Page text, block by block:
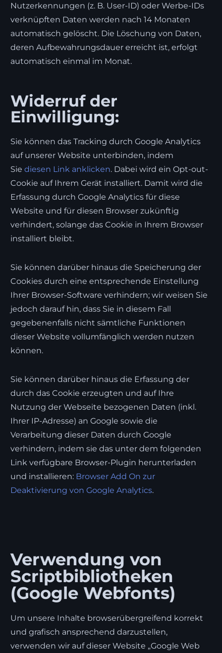
Nutzerkennungen (z. B. User-ID) oder Werbe-IDs
verknüpften Daten werden nach 14 Monaten
automatisch gelöscht. Die Löschung von Daten,
deren Aufbewahrungsdauer erreicht ist, erfolgt
automatisch einmal im Monat.
Widerruf der
Einwilligung:
Sie können das Tracking durch Google Analytics
auf unserer Website unterbinden, indem
Siediesen Link anklicken. Dabei wird ein Opt-out-
Cookie auf Ihrem Gerät installiert. Damit wird die
Erfassung durch Google Analytics für diese
Website und für diesen Browser zukünftig
verhindert, solange das Cookie in Ihrem Browser
installiert bleibt.
Sie können darüber hinaus die Speicherung der
Cookies durch eine entsprechende Einstellung
Ihrer Browser-Software verhindern; wir weisen Sie
jedoch darauf hin, dass Sie in diesem Fall
gegebenenfalls nicht sämtliche Funktionen
dieser Website vollumfänglich werden nutzen
können.
Sie können darüber hinaus die Erfassung der
durch das Cookie erzeugten und auf Ihre
Nutzung der Webseite bezogenen Daten (inkl.
Ihrer IP-Adresse) an Google sowie die
Verarbeitung dieser Daten durch Google
verhindern, indem sie das unter dem folgenden
Link verfügbare Browser-Plugin herunterladen
und installieren: Browser Add On zur
Deaktivierung von Google Analytics.
Verwendung von
Scriptbibliotheken
(Google Webfonts)
Um unsere Inhalte browserübergreifend korrekt
und grafisch ansprechend darzustellen,
verwenden wir auf dieser Website „Google Web